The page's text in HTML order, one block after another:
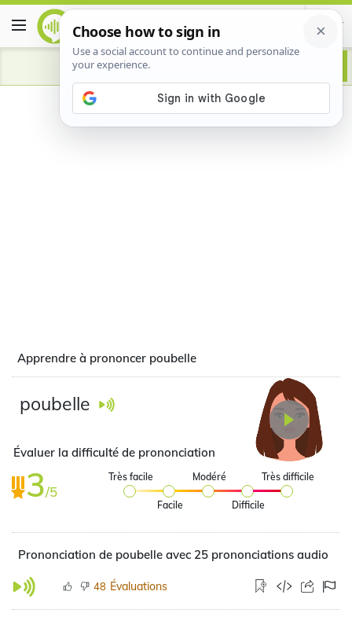
Advertisement
Apprendre à prononcer poubelle
poubelle
Évaluer la difficulté de prononciation
3/5
Très facile
Facile
Modéré
Difficile
Très difficile
Prononciation de poubelle avec 25 prononciations audio
48 Évaluations